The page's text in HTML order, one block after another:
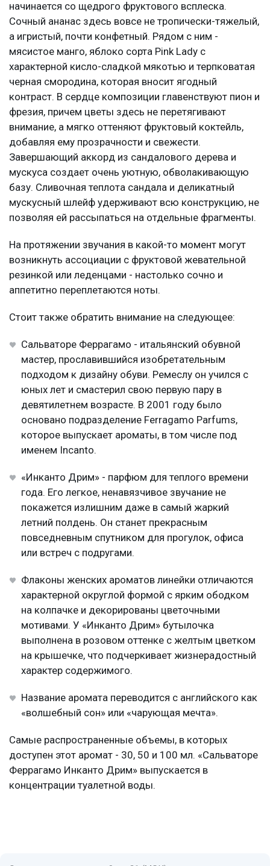
начинается со щедрого фруктового всплеска.
Сочный ананас здесь вовсе не тропически-тяжелый,
а игристый, почти конфетный. Рядом с ним -
мясистое манго, яблоко сорта Pink Lady с
характерной кисло-сладкой мякотью и терпковатая
черная смородина, которая вносит ягодный
контраст. В сердце композиции главенствуют пион и
фрезия, причем цветы здесь не перетягивают
внимание, а мягко оттеняют фруктовый коктейль,
добавляя ему прозрачности и свежести.
Завершающий аккорд из сандалового дерева и
мускуса создает очень уютную, обволакивающую
базу. Сливочная теплота сандала и деликатный
мускусный шлейф удерживают всю конструкцию, не
позволяя ей рассыпаться на отдельные фрагменты.
На протяжении звучания в какой-то момент могут
возникнуть ассоциации с фруктовой жевательной
резинкой или леденцами - настолько сочно и
аппетитно переплетаются ноты.
Стоит также обратить внимание на следующее:
Сальваторе Феррагамо - итальянский обувной
мастер, прославившийся изобретательным
подходом к дизайну обуви. Ремеслу он учился с
юных лет и смастерил свою первую пару в
девятилетнем возрасте. В 2001 году было
основано подразделение Ferragamo Parfums,
которое выпускает ароматы, в том числе под
именем Incanto.
«Инканто Дрим» - парфюм для теплого времени
года. Его легкое, ненавязчивое звучание не
покажется излишним даже в самый жаркий
летний полдень. Он станет прекрасным
повседневным спутником для прогулок, офиса
или встреч с подругами.
Флаконы женских ароматов линейки отличаются
характерной округлой формой с ярким ободком
на колпачке и декорированы цветочными
мотивами. У «Инканто Дрим» бутылочка
выполнена в розовом оттенке с желтым цветком
на крышечке, что подчеркивает жизнерадостный
характер содержимого.
Название аромата переводится с английского как
«волшебный сон» или «чарующая мечта».
Самые распространенные объемы, в которых
доступен этот аромат - 30, 50 и 100 мл. «Сальваторе
Феррагамо Инканто Дрим» выпускается в
концентрации туалетной воды.